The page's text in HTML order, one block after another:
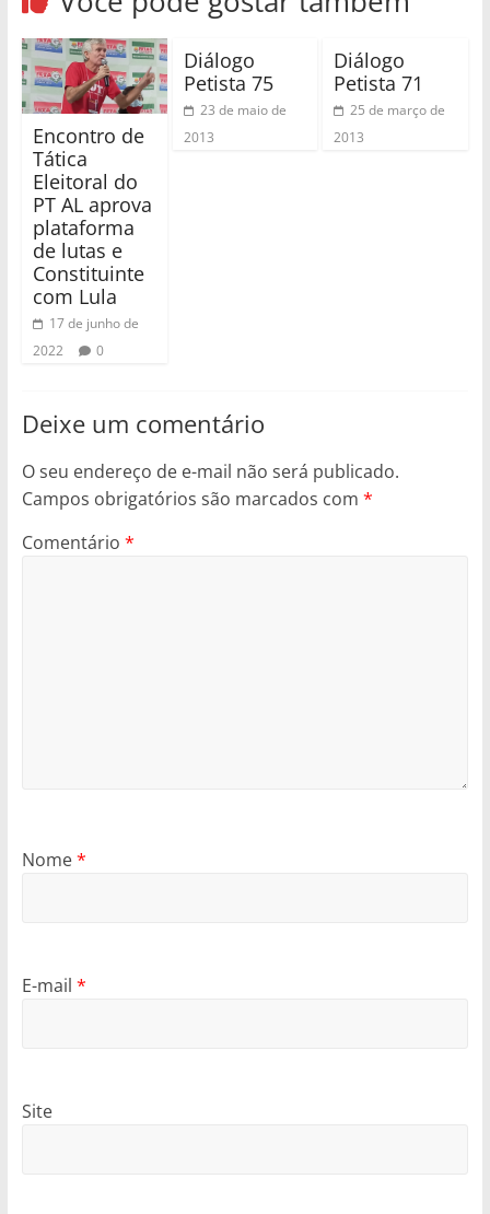
Encontro de
Tática
Eleitoral do
PT AL aprova
plataforma
de lutas e
Constituinte
com Lula
17 de junho de
2022
0
Diálogo
Petista 75
23 de maio de
2013
Diálogo
Petista 71
25 de março de
2013
Deixe um comentário
O seu endereço de e-mail não será publicado.
Campos obrigatórios são marcados com *
Comentário *
Nome*
E-mail *
Site